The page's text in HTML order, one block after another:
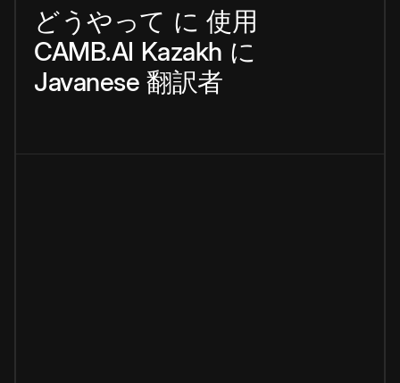
どうやって に 使用
CAMB.AI Kazakh に
Javanese 翻訳者